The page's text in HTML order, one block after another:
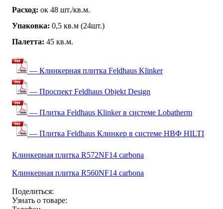
Расход: ок 48 шт./кв.м.
Упаковка: 0,5 кв.м (24шт.)
Палетта: 45 кв.м.
— Клинкерная плитка Feldhaus Klinker
— Проспект Feldhaus Objekt Design
— Плитка Feldhaus Klinker в системе Lobatherm
— Плитка Feldhaus Клинкер в системе НВФ HILTI
Клинкерная плитка R572NF14 carbona
Клинкерная плитка R560NF14 carbona
Поделиться:
Узнать о товаре: